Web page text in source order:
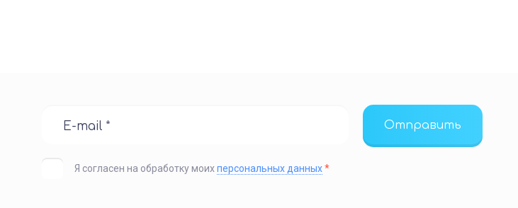
Я согласен на обработку моихперсональных данных*
Отправить